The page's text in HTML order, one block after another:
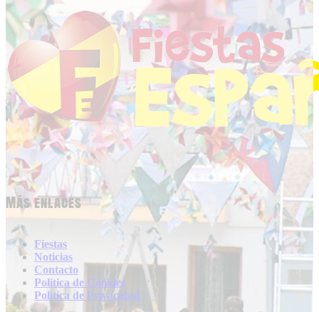
Más enlaces
Fiestas
Noticias
Contacto
Politica de Cookies
Politica de Privacidad